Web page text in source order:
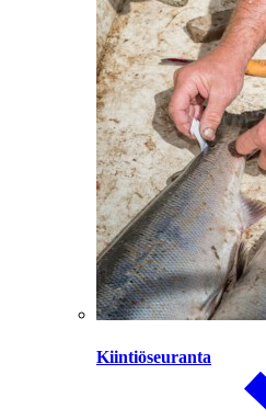
Kiintiöseuranta